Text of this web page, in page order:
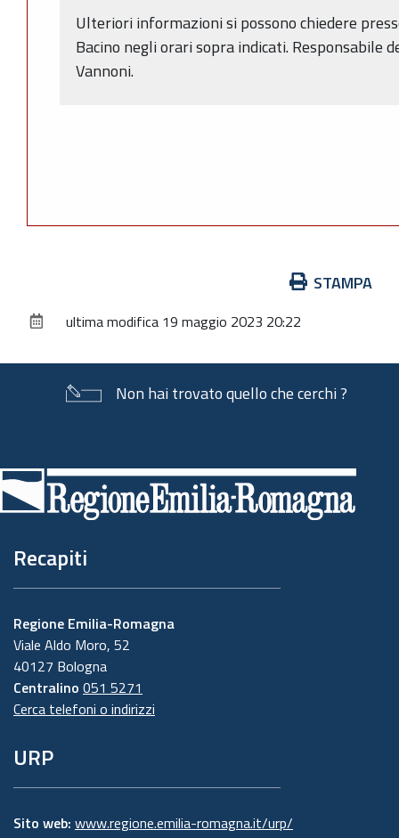
Ulteriori informazioni si possono chiedere
Bacino negli orari sopra indicati. Responsabile
Vannoni.
documento
STAMPA
ultima modifica 19 maggio 2023 20:22
Non hai trovato quello che cerchi ?
di
pagina
Recapiti
Regione Emilia-Romagna
Viale Aldo Moro, 52
40127 Bologna
Centralino 051 5271
Cerca telefoni o indirizzi
URP
Sito web: www.regione.emilia-romagna.it/urp/